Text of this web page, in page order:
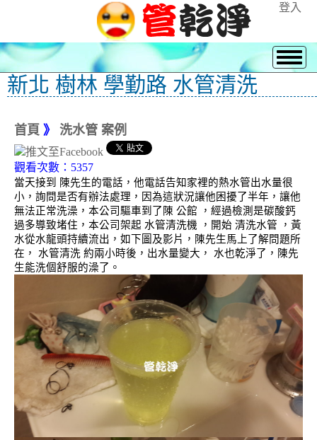
登入
新北 樹林 學勤路 水管清洗
首頁 》 洗水管 案例
觀看次數：5357
當天接到 陳先生的電話，他電話告知家裡的熱水管出水量很
小，詢問是否有辦法處理，因為這狀況讓他困擾了半年，讓他
無法正常洗澡，本公司驅車到了陳 公館 ，經過檢測是碳酸鈣
過多導致堵住，本公司架起 水管清洗機 ，開始 清洗水管 ，黃
水從水龍頭持續流出，如下圖及影片，陳先生馬上了解問題所
在， 水管清洗 約兩小時後，出水量變大， 水也乾淨了，陳先
生能洗個舒服的澡了。